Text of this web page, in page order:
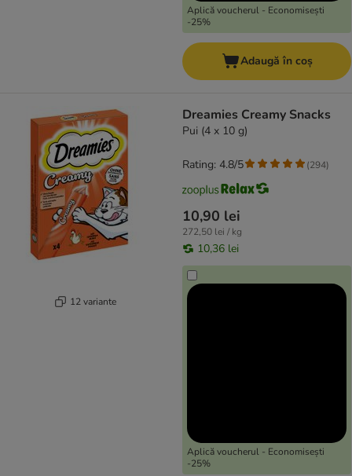
Aplică voucherul - Economisești
-25%
Adaugă în coș
12 variante
Dreamies Creamy Snacks
Pui (4 x 10 g)
10,90 lei
272,50 lei / kg
10,36 lei
Aplică voucherul - Economisești
-25%
Rating: 4.8/5 (294)